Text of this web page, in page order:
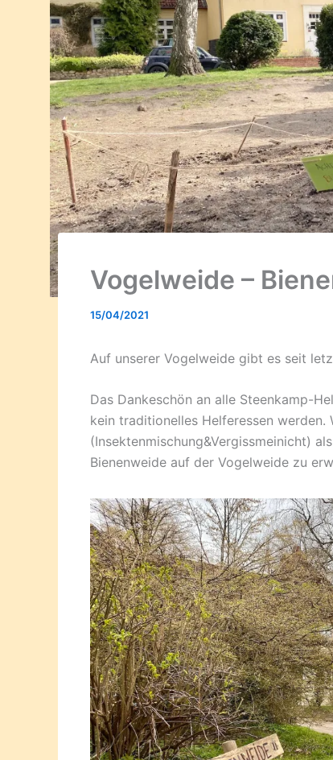
Vogelweide –
15/04/2021
Auf unserer Vogelweide gibt es seit
Das Dankeschön an alle Steenkamp-
kein traditionelles Helferessen werden.
(Insektenmischung&Vergissmeinicht)
Bienenweide auf der Vogelweide zu